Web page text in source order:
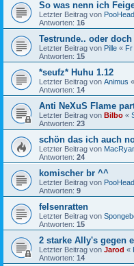
So was nenn ich
Letzter Beitrag von PooHead
Antworten: 16
Testrunde.. oder
Letzter Beitrag von Pille « Fr
Antworten: 15
*seufz* Huhu 1.12
Letzter Beitrag von Animus «
Antworten: 14
Anti NeXuS Flame
Letzter Beitrag von Bilbo «
Antworten: 23
schön das ich auch
Letzter Beitrag von
Antworten: 24
komischer br ^^
Letzter Beitrag von PooHead
Antworten: 9
felsenratten
Letzter Beitrag von
Antworten: 15
2 starke Ally's gegen
Letzter Beitrag von Jarod «
Antworten: 14